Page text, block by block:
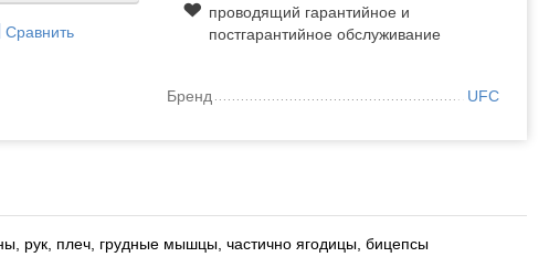
Сравнить
проводящий гарантийное и
постгарантийное обслуживание
Бренд UFC
рук, плеч, грудные мышцы, частично ягодицы, бицепсы